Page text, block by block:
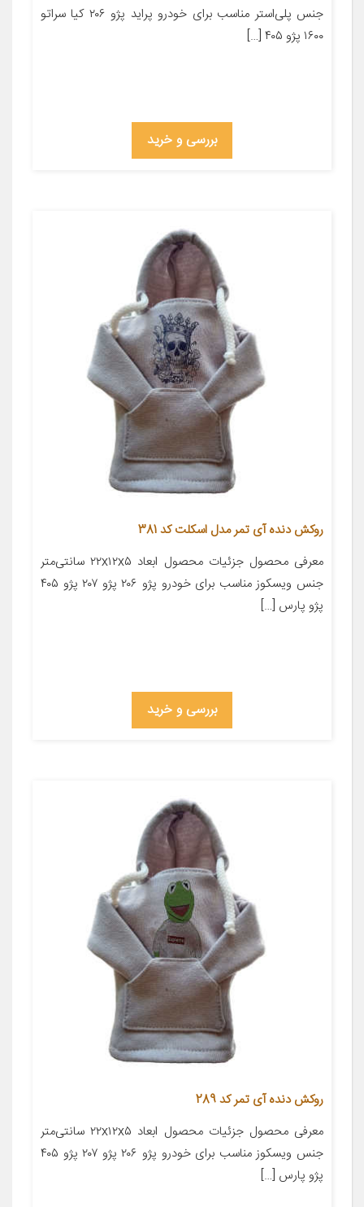
جنس پلی‌استر مناسب برای خودرو پراید پژو ۲۰۶ کیا سراتو
۱۶۰۰ پژو ۴۰۵ […]
بررسی و خرید
روکش دنده آی تمر مدل اسکلت کد 381
معرفی محصول جزئیات محصول ابعاد ۲۲x۱۲x۵ سانتی‌متر
جنس ویسکوز مناسب برای خودرو پژو ۲۰۶ پژو ۲۰۷ پژو ۴۰۵
پژو پارس […]
بررسی و خرید
روکش دنده آی تمر کد 289
معرفی محصول جزئیات محصول ابعاد ۲۲x۱۲x۵ سانتی‌متر
جنس ویسکوز مناسب برای خودرو پژو ۲۰۶ پژو ۲۰۷ پژو ۴۰۵
پژو پارس […]